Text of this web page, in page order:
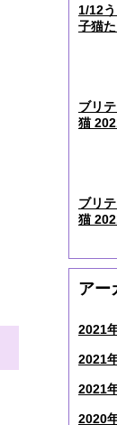
1/12
子猫
ブリ
猫
ブリ
猫
アー
2021
2021
2021
2020